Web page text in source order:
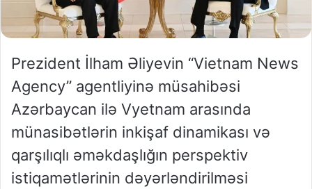
Prezident İlham Əliyevin “Vietnam News
Agency” agentliyinə müsahibəsi
Azərbaycan ilə Vyetnam arasında
münasibətlərin inkişaf dinamikası və
qarşılıqlı əməkdaşlığın perspektiv
istiqamətlərinin dəyərləndirilməsi